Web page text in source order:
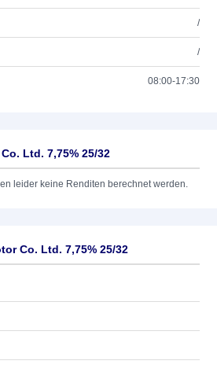
/
/
08:00-17:30
Ltd. 7,75% 25/32
leider keine Renditen berechnet werden.
Co. Ltd. 7,75% 25/32